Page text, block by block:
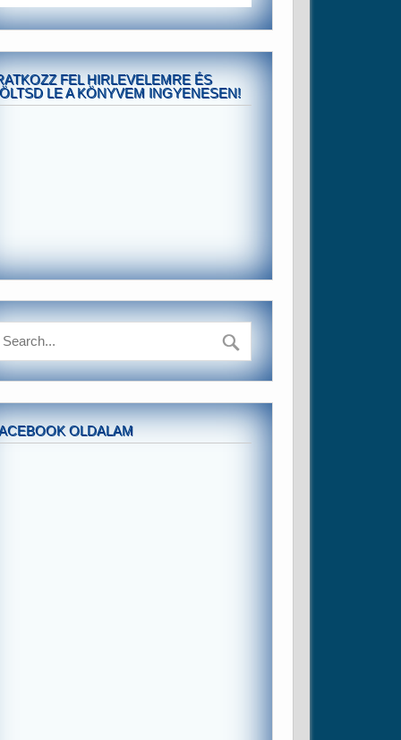
FEL HIRLEVELEMRE ÉS
LE A KÖNYVEM INGYENESEN!
OLDALAM